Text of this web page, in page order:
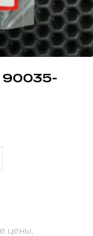
цены,